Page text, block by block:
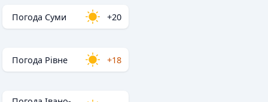
Погода Суми +20
Погода Рівне +18